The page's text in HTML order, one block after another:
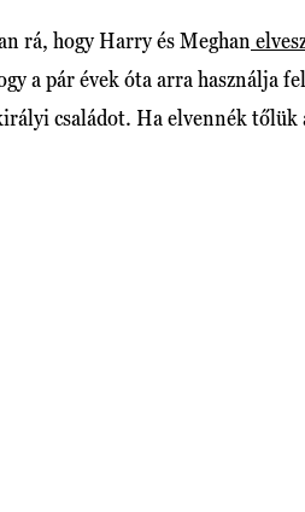
rá, hogy Harry és Meghan
a pár évek óta arra használja
családot. Ha elvennék tőlük